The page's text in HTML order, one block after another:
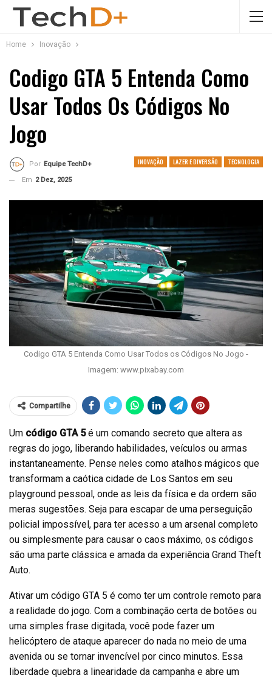
Home Inovação
Codigo GTA 5 Entenda Como
Usar Todos Os Códigos No
Jogo
INOVAÇÃO LAZER E DIVERSÃO TECNOLOGIA
Por Equipe TechD+
Em 2 Dez, 2025
Codigo GTA 5 Entenda Como Usar Todos os Códigos No Jogo -
Imagem: www.pixabay.com
Compartilhe
Um código GTA 5é um comando secreto que altera as
regras do jogo, liberando habilidades, veículos ou armas
instantaneamente. Pense neles como atalhos mágicos que
transformam a caótica cidade de Los Santos em seu
playground pessoal, onde as leis da física e da ordem são
meras sugestões. Seja para escapar de uma perseguição
policial impossível, para ter acesso a um arsenal completo
ou simplesmente para causar o caos máximo, os códigos
são uma parte clássica e amada da experiência Grand Theft
Auto.
Ativar um código GTA 5 é como ter um controle remoto para
a realidade do jogo. Com a combinação certa de botões ou
uma simples frase digitada, você pode fazer um
helicóptero de ataque aparecer do nada no meio de uma
avenida ou se tornar invencível por cinco minutos. Essa
liberdade quebra a linearidade da campanha e abre um